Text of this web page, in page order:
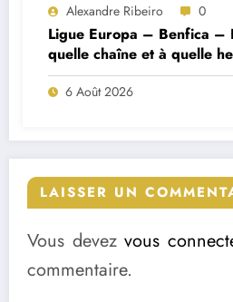
Alexandre Ribeiro 0
Ligue Europa – Benfica –
quelle chaîne et à quelle
match ?
6 Août 2026
LAISSER UN
Vous devezvous
commentaire.